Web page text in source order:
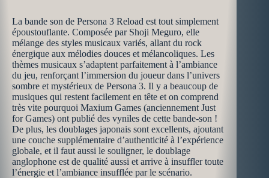
La bande son de Persona 3 Reload est tout simplement
époustouflante. Composée par Shoji Meguro, elle
mélange des styles musicaux variés, allant du rock
énergique aux mélodies douces et mélancoliques. Les
thèmes musicaux s’adaptent parfaitement à l’ambiance
du jeu, renforçant l’immersion du joueur dans l’univers
sombre et mystérieux de Persona 3. Il y a beaucoup de
musiques qui restent facilement en tête et on comprend
très vite pourquoi Maxium Games (anciennement Just
for Games) ont publié des vyniles de cette bande-son !
De plus, les doublages japonais sont excellents, ajoutant
une couche supplémentaire d’authenticité à l’expérience
globale, et il faut aussi le souligner, le doublage
anglophone est de qualité aussi et arrive à insuffler toute
l’énergie et l’ambiance insufflée par le scénario.